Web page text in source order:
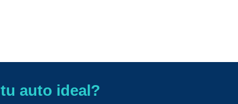
tu auto ideal?